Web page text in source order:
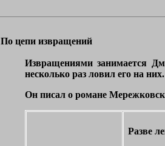
По цепи извращений
Извращениями занимается
несколько раз ловил его на
Он писал о романе
Разве